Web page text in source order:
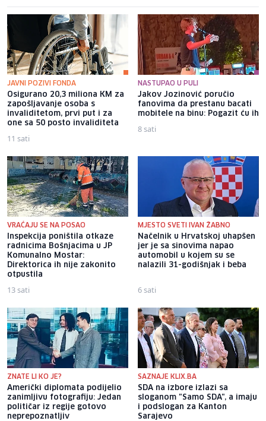
JAVNI POZIVI FONDA
Osigurano 20,3 miliona KM za
zapošljavanje osoba s
invaliditetom, prvi put i za
one sa 50 posto invaliditeta
11 sati
NASTUPAO U PULI
Jakov Jozinović poručio
fanovima da prestanu bacati
mobitele na binu: Pogazit ću ih
8 sati
VRAĆAJU SE NA POSAO
Inspekcija poništila otkaze
radnicima Bošnjacima u JP
Komunalno Mostar:
Direktorica ih nije zakonito
otpustila
13 sati
MJESTO SVETI IVAN ŽABNO
Načelnik u Hrvatskoj uhapšen
jer je sa sinovima napao
automobil u kojem su se
nalazili 31-godišnjak i beba
6 sati
ZNATE LI KO JE?
Američki diplomata podijelio
zanimljivu fotografiju: Jedan
političar iz regije gotovo
neprepoznatljiv
SAZNAJE KLIX.BA
SDA na izbore izlazi sa
sloganom "Samo SDA", a imaju
i podslogan za Kanton
Sarajevo